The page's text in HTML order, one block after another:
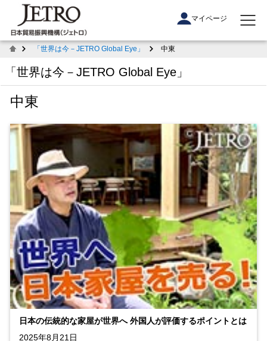
マイページ
「世界は今－JETRO Global Eye」 中東
「世界は今－JETRO Global Eye」
中東
日本の伝統的な家屋が世界へ 外国人が評価するポイントとは
2025年8月21日